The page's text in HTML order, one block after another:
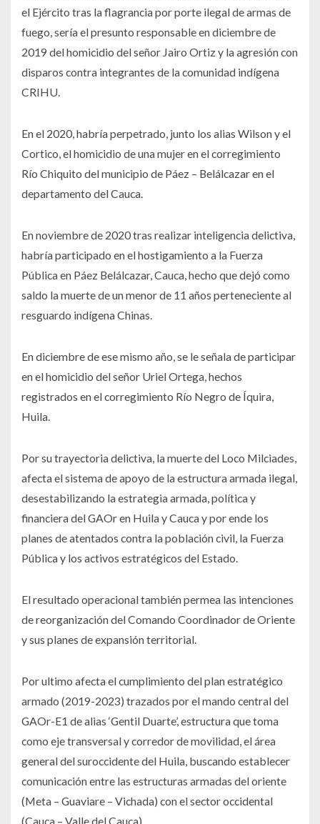
el Ejército tras la flagrancia por porte ilegal de armas de
fuego, sería el presunto responsable en diciembre de
2019 del homicidio del señor Jairo Ortiz y la agresión con
disparos contra integrantes de la comunidad indígena
CRIHU.
En el 2020, habría perpetrado, junto los alias Wilson y el
Cortico, el homicidio de una mujer en el corregimiento
Río Chiquito del municipio de Páez – Belálcazar en el
departamento del Cauca.
En noviembre de 2020 tras realizar inteligencia delictiva,
habría participado en el hostigamiento a la Fuerza
Pública en Páez Belálcazar, Cauca, hecho que dejó como
saldo la muerte de un menor de 11 años perteneciente al
resguardo indígena Chinas.
En diciembre de ese mismo año, se le señala de participar
en el homicidio del señor Uriel Ortega, hechos
registrados en el corregimiento Río Negro de Íquira,
Huila.
Por su trayectoria delictiva, la muerte del Loco Milciades,
afecta el sistema de apoyo de la estructura armada ilegal,
desestabilizando la estrategia armada, política y
financiera del GAOr en Huila y Cauca y por ende los
planes de atentados contra la población civil, la Fuerza
Pública y los activos estratégicos del Estado.
El resultado operacional también permea las intenciones
de reorganización del Comando Coordinador de Oriente
y sus planes de expansión territorial.
Por ultimo afecta el cumplimiento del plan estratégico
armado (2019-2023) trazados por el mando central del
GAOr-E1 de alias ‘Gentil Duarte’, estructura que toma
como eje transversal y corredor de movilidad, el área
general del suroccidente del Huila, buscando establecer
comunicación entre las estructuras armadas del oriente
(Meta – Guaviare – Vichada) con el sector occidental
(Cauca – Valle del Cauca).